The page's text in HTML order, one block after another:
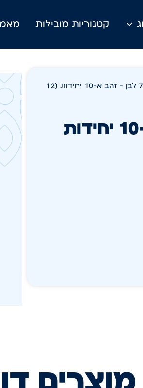
קטגוריות מובילות
/ פרל צלחת 7 לבן – זהב א-10 יחידות (12
פרל צלחת 7 לבן – זהב א-10 יחידות